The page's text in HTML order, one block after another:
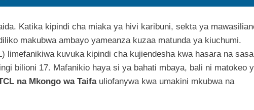
Katika kipindi cha miaka ya hivi karibuni, sekta ya
makubwa ambayo yameanza kuzaa matunda ya kiuchumi.
limefanikiwa kuvuka kipindi cha kujiendesha kwa hasara na sasa
bilioni 17. Mafanikio haya si ya bahati mbaya, bali ni matokeo
na Mkongo wa Taifauliofanywa kwa umakini mkubwa na